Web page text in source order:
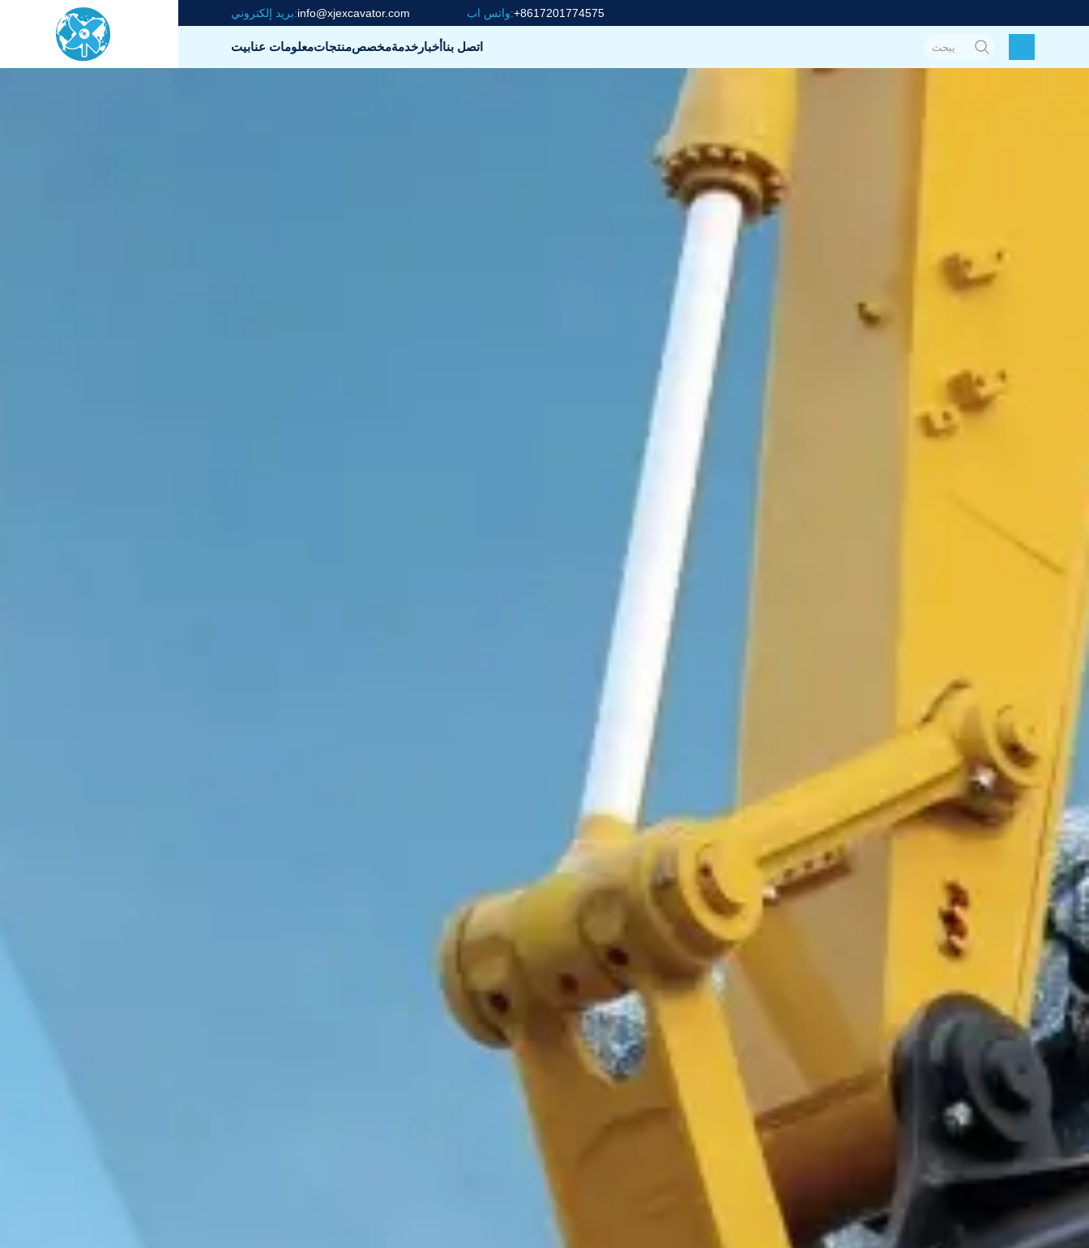
بريد إلكتروني:info@xjexcavator.com واتس اب:+8617201774575
بيتمعلومات عنامنتجاتمخصصخدمةأخباراتصل بنا